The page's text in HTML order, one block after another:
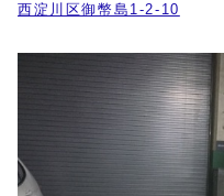
西淀川区御幣島1-2-10